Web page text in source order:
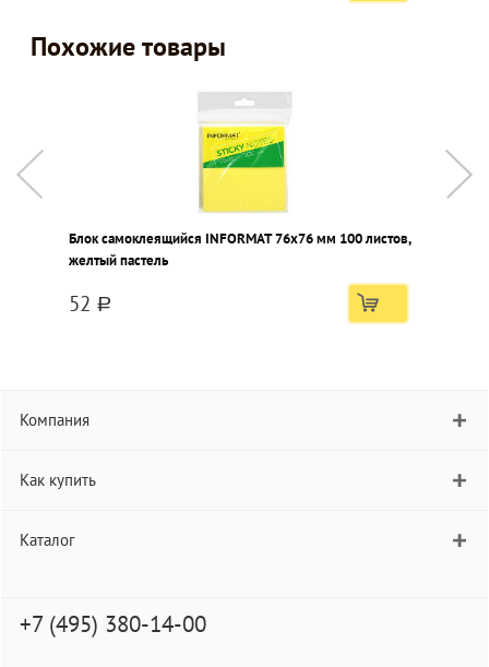
Похожие товары
Блок самоклеящийся INFORMAT 76х76 мм 100 листов,
желтый пастель
52 a
Компания
Как купить
Каталог
+7 (495) 380-14-00